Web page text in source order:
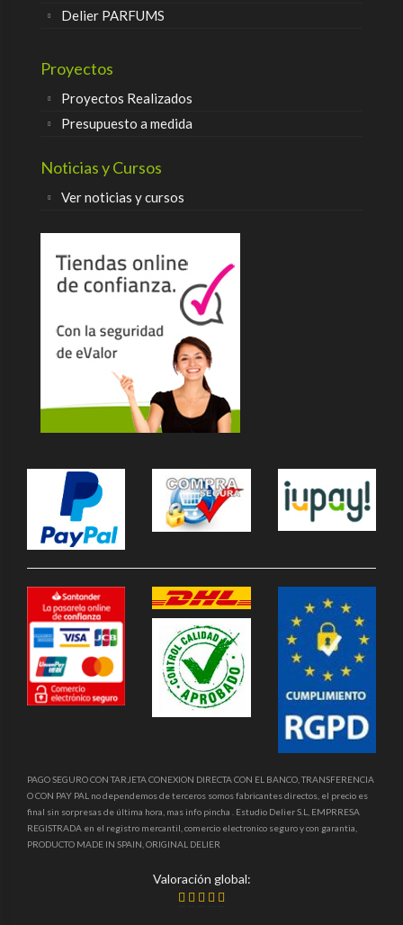
Delier PARFUMS
Proyectos
Proyectos Realizados
Presupuesto a medida
Noticias y Cursos
Ver noticias y cursos
PAGO SEGURO CON TARJETA CONEXION DIRECTA CON EL BANCO, TRANSFERENCIA
O CON PAY PAL no dependemos de terceros somos fabricantes directos, el precio es
final sin sorpresas de última hora, mas info pincha . Estudio Delier S.L, EMPRRESA
REGISTRADA en el registro mercantil, comercio electronico seguro y con garantia,
PRODUCTO MADE IN SPAIN, ORIGINAL DELIER
Valoración global: